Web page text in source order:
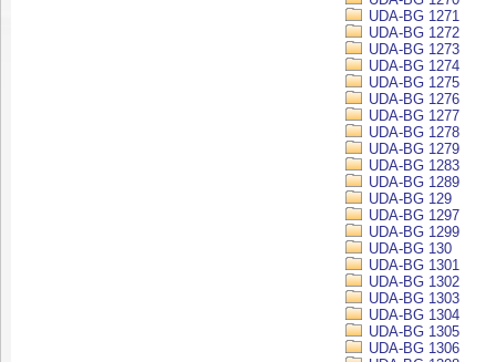
UDA-BG 1271
UDA-BG 1272
UDA-BG 1273
UDA-BG 1274
UDA-BG 1275
UDA-BG 1276
UDA-BG 1277
UDA-BG 1278
UDA-BG 1279
UDA-BG 1283
UDA-BG 1289
UDA-BG 129
UDA-BG 1297
UDA-BG 1299
UDA-BG 130
UDA-BG 1301
UDA-BG 1302
UDA-BG 1303
UDA-BG 1304
UDA-BG 1305
UDA-BG 1306